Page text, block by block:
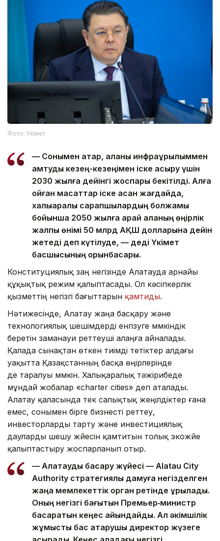
Фото: Үкімет
— Сонымен қатар, қаланы инфрақұрылыммен
қамтуды кезең-кезеңімен іске асыру үшін
2030 жылға дейінгі жоспары бекітілді. Алға
қойған мақсаттар іске асқан жағдайда,
халықаралық сарапшылардың болжамы
бойынша 2050 жылға қарай қаланың өңірлік
жалпы өнімі 50 млрд АҚШ долларына дейін
жетеді деп күтілуде, — деді Үкімет
басшысының орынбасары.
Конституциялық заң негізінде Алатауда арнайы
құқықтық режим қалыптасады. Ол кәсіпкерлік
қызметтің негізгі бағыттарын қамтиды.
Нәтижесінде, Алатау жаңа басқару және
технологиялық шешімдерді енгізуге мүмкіндік
беретін заманауи реттеуші алаңға айналады.
Қалада сынақтан өткен тиімді тетіктер алдағы
уақытта Қазақстанның басқа өңірлерінде
де таралуы мүмкін. Халықаралық тәжірибеде
мұндай жобалар «charter cities» деп аталады.
Алатау қаласында тек салықтық жеңілдіктер ғана
емес, сонымен бірге бизнесті реттеу,
инвесторларды тарту және инвестициялық
дауларды шешу жүйесін қамтитын толық экожүйе
қалыптастыру жоспарланып отыр.
— Алатауды басқару жүйесі — Alatau City
Authority стратегиялық дамуға негізделген
жаңа мемлекеттік орган ретінде құрылады.
Оның негізгі бағытын Премьер‑министр
басқаратын кеңес айқындайды. Ал әкімшілік
жұмысты бас атқарушы директор жүзеге